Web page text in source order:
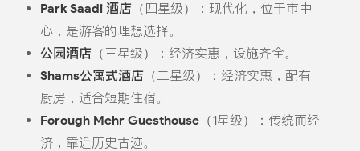
Park Saadi 酒店（四星级）：现代化，位于市中
心，是游客的理想选择。
公园酒店（三星级）：经济实惠，设施齐全。
Shams公寓式酒店（二星级）：经济实惠，配有
厨房，适合短期住宿。
Forough Mehr Guesthouse（1星级）：传统而经
济，靠近历史古迹。